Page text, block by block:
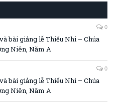
0
bài giảng lễ Thiếu Nhi – Chúa
Niên, Năm A
0
bài giảng lễ Thiếu Nhi – Chúa
Niên, Năm A